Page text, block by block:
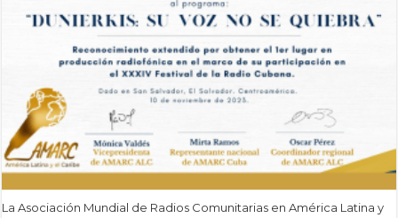
La Asociación Mundial de Radios Comunitarias en América Latina y